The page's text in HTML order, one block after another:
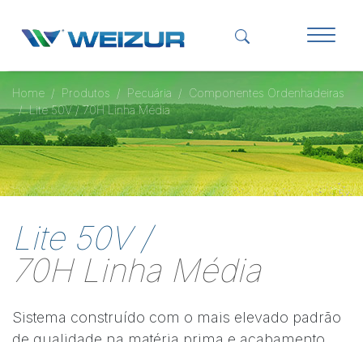
Home Produtos Pecuária
Componentes Ordenhadeiras
Lite 50V / 70H Linha Média
Lite 50V /
70H Linha Média
Sistema construído com o mais elevado padrão